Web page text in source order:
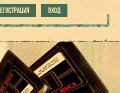
ВХОД